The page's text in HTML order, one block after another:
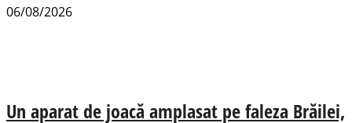
06/08/2026
Un aparat de joacă amplasat pe faleza Brăilei,